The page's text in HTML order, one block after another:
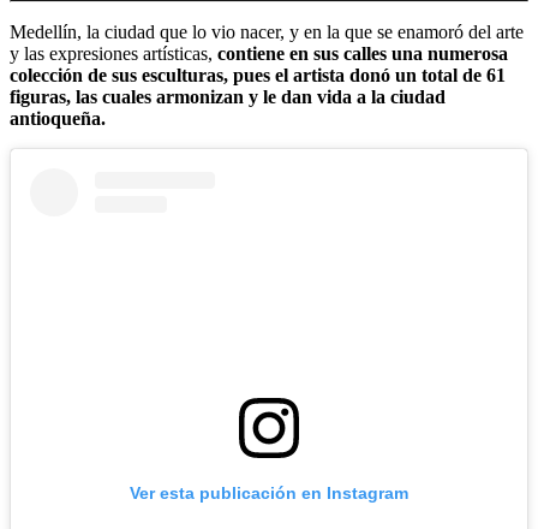
Medellín, la ciudad que lo vio nacer, y en la que se enamoró del arte
y las expresiones artísticas, contiene en sus calles una numerosa
colección de sus esculturas, pues el artista donó un total de 61
figuras, las cuales armonizan y le dan vida a la ciudad
antioqueña.
Ver esta publicación en Instagram